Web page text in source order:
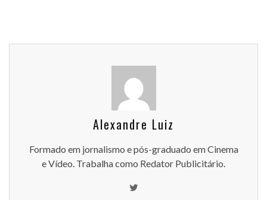
Alexandre Luiz
Formado em jornalismo e pós-graduado em Cinema
e Vídeo. Trabalha como Redator Publicitário.